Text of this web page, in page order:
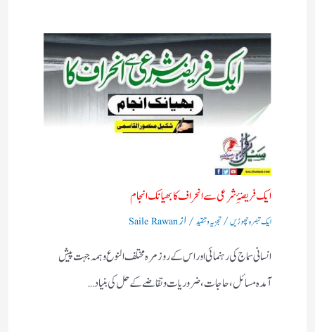
ایک فریضۂِ شرعی سے انحراف کا بھیانک انجام
ایک تبصرہ چھوڑیں/تجزیہ و تنقید/ ازSaile Rawan
انسانی سماج کی رہنمائی اور اس کے روز مرہ مختلف النوع وہمہ جہت پیش
آمدہ مسائل ، حاجات ، ضروریات وتقاضے کے حل کی بنیاد…